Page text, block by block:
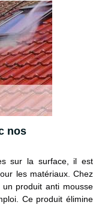
nos
sur la surface, il est
les matériaux. Chez
produit anti mousse
Ce produit élimine